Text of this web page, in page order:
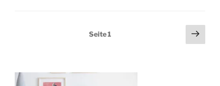
Beitragsnavigation
Seite1